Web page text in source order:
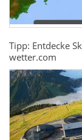
Tipp: Entdecke
wetter.com